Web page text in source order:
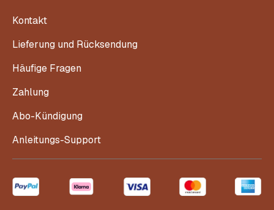
Kontakt
Lieferung und Rücksendung
Häufige Fragen
Zahlung
Abo-Kündigung
Anleitungs-Support